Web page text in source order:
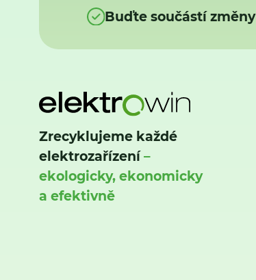
Buďte součástí změny
Zrecyklujeme každé
elektrozařízení–
ekologicky, ekonomicky
a efektivně